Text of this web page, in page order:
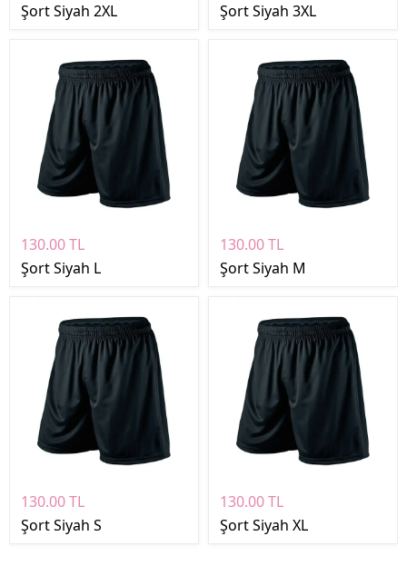
Şort Siyah 2XL
Şort Siyah 3XL
130.00 TL
Şort Siyah L
130.00 TL
Şort Siyah M
130.00 TL
Şort Siyah S
130.00 TL
Şort Siyah XL